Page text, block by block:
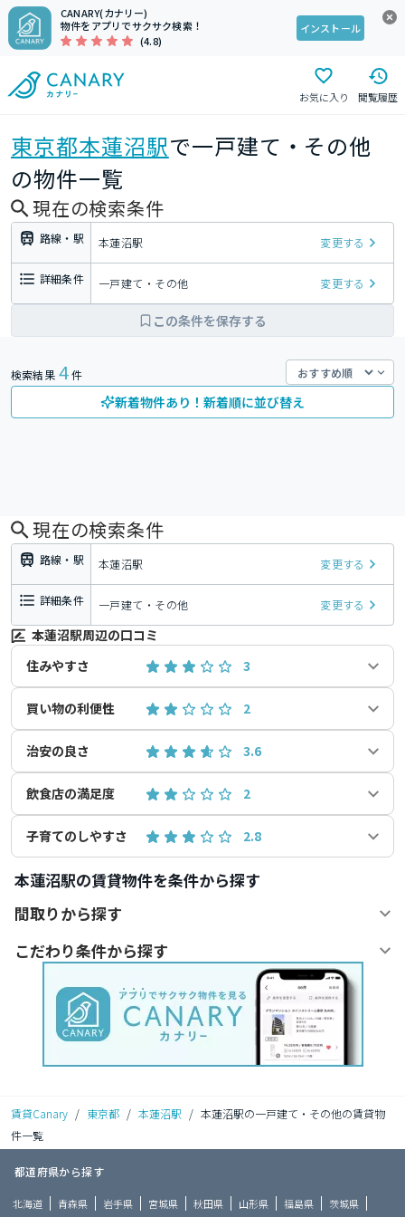
CANARY(カナリー)
物件をアプリでサクサク検索！
(4.8)
インストール
お気に入り 閲覧履歴
東京都本蓮沼駅で一戸建て・その他
の物件一覧
現在の検索条件
路線・駅 本蓮沼駅 変更する
詳細条件 一戸建て・その他 変更する
この条件を保存する
検索結果 4件
新着物件あり！新着順に並び替え
現在の検索条件
路線・駅 本蓮沼駅 変更する
詳細条件 一戸建て・その他 変更する
本蓮沼駅周辺の口コミ
住みやすさ
3
買い物の利便性 2
治安の良さ 3.6
飲食店の満足度 2
子育てのしやすさ 2.8
本蓮沼駅の賃貸物件を条件から探す
間取りから探す
こだわり条件から探す
賃貸Canary / 東京都 / 本蓮沼駅 / 本蓮沼駅の一戸建て・その他の賃貸物
件一覧
都道府県から探す
北海道 青森県 岩手県 宮城県 秋田県 山形県 福島県 茨城県